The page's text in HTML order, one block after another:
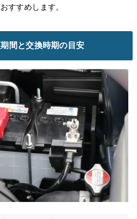
すすめします。
間と交換時期の目安